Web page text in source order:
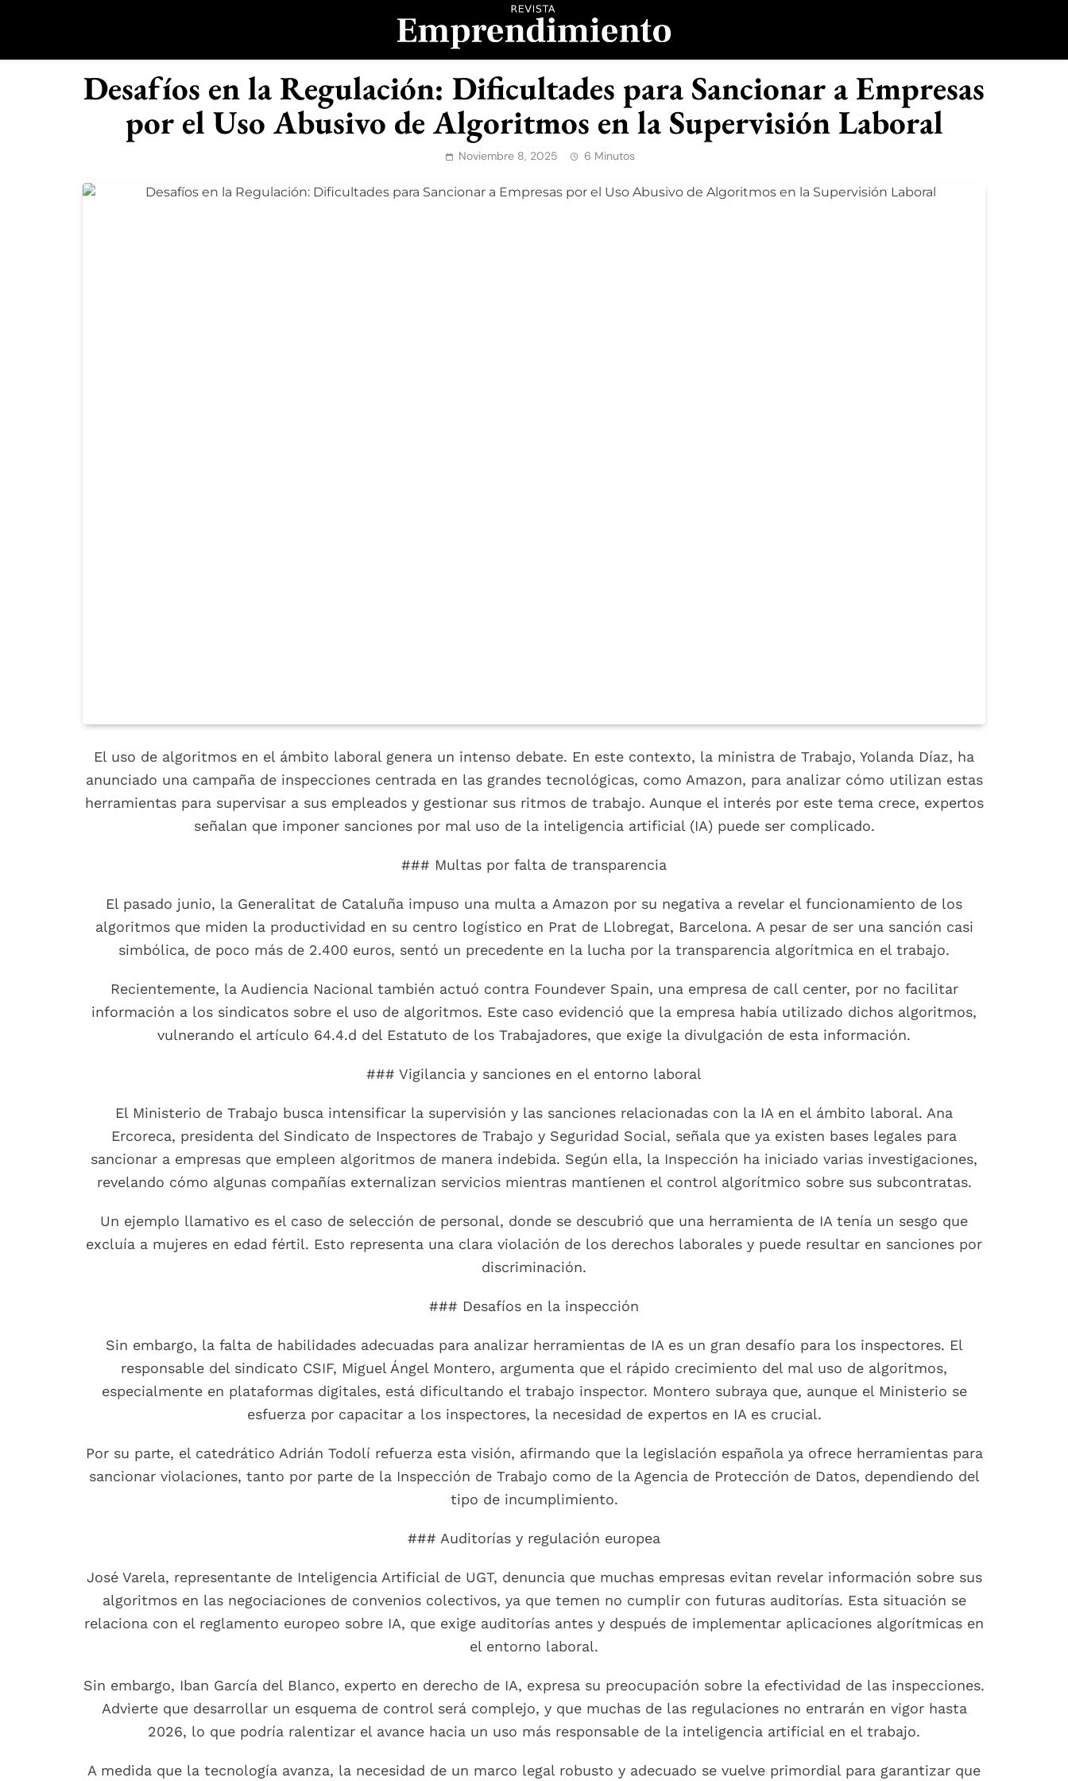
Revista Emprendimiento
Desafíos en la Regulación: Dificultades para Sancionar a Empresas
por el Uso Abusivo de Algoritmos en la Supervisión Laboral
Noviembre 8, 2025 6 Minutos
El uso de algoritmos en el ámbito laboral genera un intenso debate. En este contexto, la ministra de Trabajo, Yolanda Díaz, ha
anunciado una campaña de inspecciones centrada en las grandes tecnológicas, como Amazon, para analizar cómo utilizan estas
herramientas para supervisar a sus empleados y gestionar sus ritmos de trabajo. Aunque el interés por este tema crece, expertos
señalan que imponer sanciones por mal uso de la inteligencia artificial (IA) puede ser complicado.
### Multas por falta de transparencia
El pasado junio, la Generalitat de Cataluña impuso una multa a Amazon por su negativa a revelar el funcionamiento de los
algoritmos que miden la productividad en su centro logístico en Prat de Llobregat, Barcelona. A pesar de ser una sanción casi
simbólica, de poco más de 2.400 euros, sentó un precedente en la lucha por la transparencia algorítmica en el trabajo.
Recientemente, la Audiencia Nacional también actuó contra Foundever Spain, una empresa de call center, por no facilitar
información a los sindicatos sobre el uso de algoritmos. Este caso evidenció que la empresa había utilizado dichos algoritmos,
vulnerando el artículo 64.4.d del Estatuto de los Trabajadores, que exige la divulgación de esta información.
### Vigilancia y sanciones en el entorno laboral
El Ministerio de Trabajo busca intensificar la supervisión y las sanciones relacionadas con la IA en el ámbito laboral. Ana
Ercoreca, presidenta del Sindicato de Inspectores de Trabajo y Seguridad Social, señala que ya existen bases legales para
sancionar a empresas que empleen algoritmos de manera indebida. Según ella, la Inspección ha iniciado varias investigaciones,
revelando cómo algunas compañías externalizan servicios mientras mantienen el control algorítmico sobre sus subcontratas.
Un ejemplo llamativo es el caso de selección de personal, donde se descubrió que una herramienta de IA tenía un sesgo que
excluía a mujeres en edad fértil. Esto representa una clara violación de los derechos laborales y puede resultar en sanciones por
discriminación.
### Desafíos en la inspección
Sin embargo, la falta de habilidades adecuadas para analizar herramientas de IA es un gran desafío para los inspectores. El
responsable del sindicato CSIF, Miguel Ángel Montero, argumenta que el rápido crecimiento del mal uso de algoritmos,
especialmente en plataformas digitales, está dificultando el trabajo inspector. Montero subraya que, aunque el Ministerio se
esfuerza por capacitar a los inspectores, la necesidad de expertos en IA es crucial.
Por su parte, el catedrático Adrián Todolí refuerza esta visión, afirmando que la legislación española ya ofrece herramientas para
sancionar violaciones, tanto por parte de la Inspección de Trabajo como de la Agencia de Protección de Datos, dependiendo del
tipo de incumplimiento.
### Auditorías y regulación europea
José Varela, representante de Inteligencia Artificial de UGT, denuncia que muchas empresas evitan revelar información sobre sus
algoritmos en las negociaciones de convenios colectivos, ya que temen no cumplir con futuras auditorías. Esta situación se
relaciona con el reglamento europeo sobre IA, que exige auditorías antes y después de implementar aplicaciones algorítmicas en
el entorno laboral.
Sin embargo, Iban García del Blanco, experto en derecho de IA, expresa su preocupación sobre la efectividad de las inspecciones.
Advierte que desarrollar un esquema de control será complejo, y que muchas de las regulaciones no entrarán en vigor hasta
2026, lo que podría ralentizar el avance hacia un uso más responsable de la inteligencia artificial en el trabajo.
A medida que la tecnología avanza, la necesidad de un marco legal robusto y adecuado se vuelve primordial para garantizar que